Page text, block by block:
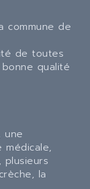
commune de
de toutes
qualité
une
médicale,
plusieurs
la